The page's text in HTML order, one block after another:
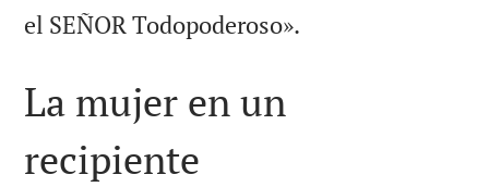
el SEÑOR Todopoderoso».
La mujer en un
recipiente